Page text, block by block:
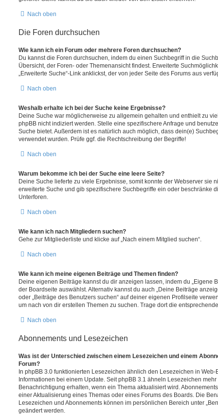
Nach oben
Die Foren durchsuchen
Wie kann ich ein Forum oder mehrere Foren durchsuchen?
Du kannst die Foren durchsuchen, indem du einen Suchbegriff in die
Übersicht, der Foren- oder Themenansicht findest. Erweiterte
„Erweiterte Suche“-Link anklickst, der von jeder Seite des Forums aus
Nach oben
Weshalb erhalte ich bei der Suche keine Ergebnisse?
Deine Suche war möglicherweise zu allgemein gehalten und enthielt zu
phpBB nicht indiziert werden. Stelle eine spezifischere Anfrage und
Suche bietet. Außerdem ist es natürlich auch möglich, dass dein(e)
verwendet wurden. Prüfe ggf. die Rechtschreibung der Begriffe!
Nach oben
Warum bekomme ich bei der Suche eine leere Seite?
Deine Suche lieferte zu viele Ergebnisse, somit konnte der Webserver sie
erweiterte Suche und gib spezifischere Suchbegriffe ein oder beschränke
Unterforen.
Nach oben
Wie kann ich nach Mitgliedern suchen?
Gehe zur Mitgliederliste und klicke auf „Nach einem Mitglied suchen“.
Nach oben
Wie kann ich meine eigenen Beiträge und Themen finden?
Deine eigenen Beiträge kannst du dir anzeigen lassen, indem du „Eigene
der Boardseite auswählst. Alternativ kannst du auch „Deine Beiträge
oder „Beiträge des Benutzers suchen“ auf deiner eigenen Profilseite
um nach von dir erstellen Themen zu suchen. Trage dort die
Nach oben
Abonnements und Lesezeichen
Was ist der Unterschied zwischen einem Lesezeichen und einem
Forum?
In phpBB 3.0 funktionierten Lesezeichen ähnlich den Lesezeichen in
Informationen bei einem Update. Seit phpBB 3.1 ähneln Lesezeichen
Benachrichtigung erhalten, wenn ein Thema aktualisiert wird.
einer Aktualisierung eines Themas oder eines Forums des Boards. Die
Lesezeichen und Abonnements können im persönlichen Bereich unter
geändert werden.